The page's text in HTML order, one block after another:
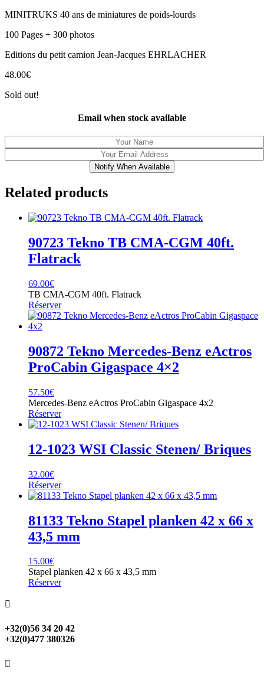
MINITRUKS 40 ans de miniatures de poids-lourds
100 Pages + 300 photos
Editions du petit camion Jean-Jacques EHRLACHER
48.00€
Sold out!
Email when stock available
Notify When Available
Related products
90723 Tekno TB CMA-CGM 40ft.
Flatrack
69.00€
TB CMA-CGM 40ft. Flatrack
Réserver
90872 Tekno Mercedes-Benz eActros
ProCabin Gigaspace 4×2
57.50€
Mercedes-Benz eActros ProCabin Gigaspace 4x2
Réserver
12-1023 WSI Classic Stenen/ Briques
32.00€
Réserver
81133 Tekno Stapel planken 42 x 66 x
43,5 mm
15.00€
Stapel planken 42 x 66 x 43,5 mm
Réserver

+32(0)56 34 20 42
+32(0)477 380326
